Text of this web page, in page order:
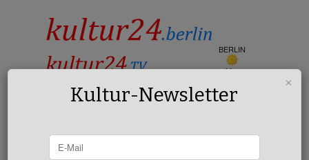
BERLIN
klar
Kultur-Newsletter
×